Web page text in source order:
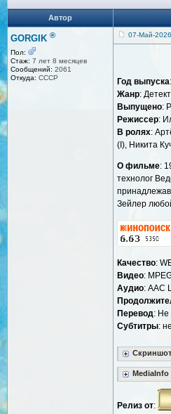
Автор
GORGIK ®
Пол:
Стаж: 7 лет 8 месяцев
Сообщений: 2061
Откуда: СССР
07-Май-
Год выпуска
Жанр:
Выпущено:
Режиссер:
В ролях:
(I), Никита
О фильме:
технолог
Зейлер
Качество:
Видео:
Аудио: AAC
Перевод: Не
Cубтитры:
MediaInfo
Релиз от: